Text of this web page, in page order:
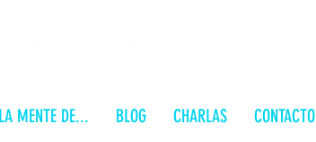
MENTE DE... BLOG CHARLAS CONTACTO